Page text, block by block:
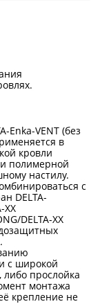
Enka-VENT (без
в
кровли
полимерной
настилу.
с
DELTA-
XX
/DELTA-XX
.
с широкой
прослойка
монтажа
крепление не